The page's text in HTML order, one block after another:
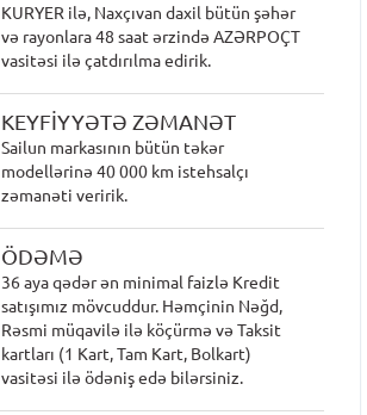
KURYER ilə, Naxçıvan daxil bütün şəhər
və rayonlara 48 saat ərzində AZƏRPOÇT
vasitəsi ilə çatdırılma edirik.
KEYFİYYƏTƏ ZƏMANƏT
Sailun markasının bütün təkər
modellərinə 40 000 km istehsalçı
zəmanəti veririk.
ÖDƏMƏ
36 aya qədər ən minimal faizlə Kredit
satışımız mövcuddur. Həmçinin Nəğd,
Rəsmi müqavilə ilə köçürmə və Taksit
kartları (1 Kart, Tam Kart, Bolkart)
vasitəsi ilə ödəniş edə bilərsiniz.